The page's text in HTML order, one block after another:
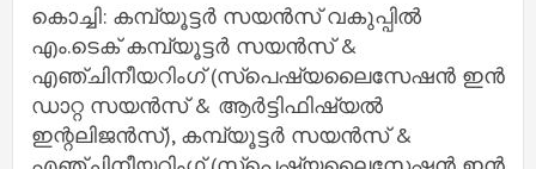
കൊച്ചി: കമ്പ്യൂട്ടര്‍ സയന്‍സ് വകുപ്പില്‍
എം.ടെക് കമ്പ്യൂട്ടര്‍ സയന്‍സ് &
എഞ്ചിനീയറിംഗ് (സ്‌പെഷ്യലൈസേഷന്‍ ഇന്‍
ഡാറ്റ സയന്‍സ് & ആര്‍ട്ടിഫിഷ്യല്‍
ഇന്റലിജന്‍സ്), കമ്പ്യൂട്ടര്‍ സയന്‍സ് &